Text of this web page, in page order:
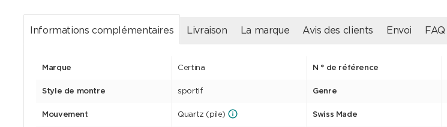
Informations complémentaires Livraison La marque Avis des clients Envoi FAQ
Marque Certina N ° de référence
Style de montre sportif Genre
Mouvement Quartz (pile) Swiss Made